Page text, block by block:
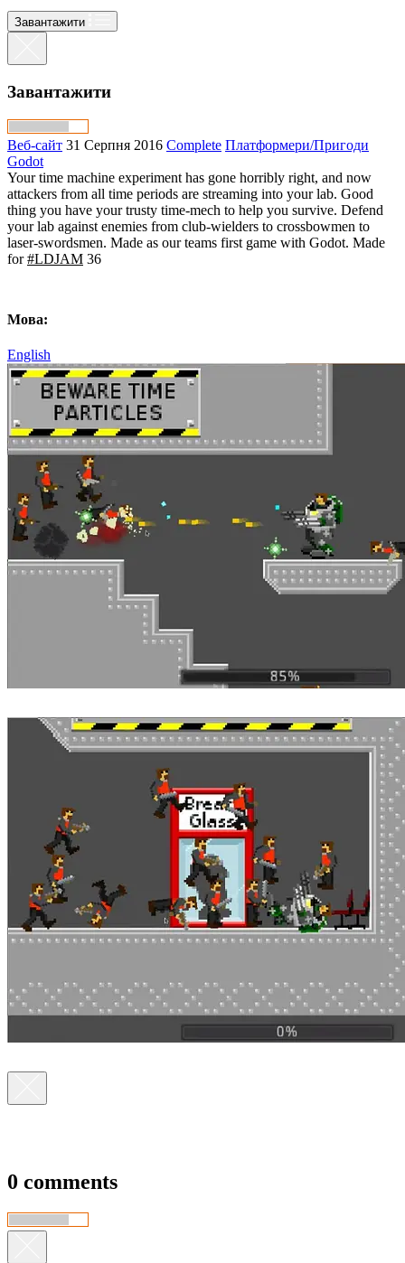
Завантажити
Завантажити
Веб-сайт 31 Серпня 2016 Complete Платформери/Пригоди
Godot
Your time machine experiment has gone horribly right, and now
attackers from all time periods are streaming into your lab. Good
thing you have your trusty time-mech to help you survive. Defend
your lab against enemies from club-wielders to crossbowmen to
laser-swordsmen. Made as our teams first game with Godot. Made
for#LDJAM 36
Мова:
English
0 comments